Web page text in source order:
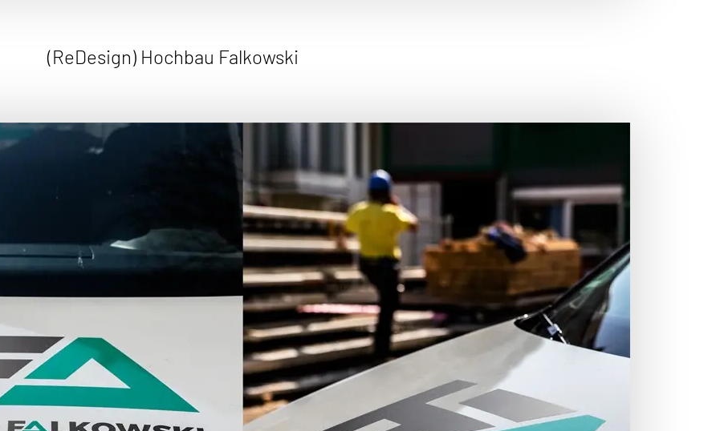
(ReDesign) Hochbau Falkowski